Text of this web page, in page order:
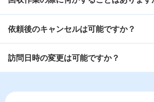
依頼後のキャンセルは可能ですか？
訪問日時の変更は可能ですか？